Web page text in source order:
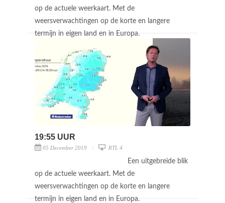
op de actuele weerkaart. Met de
weersverwachtingen op de korte en langere
termijn in eigen land en in Europa.
19:55 UUR
05 December 2019 RTL 4
Een uitgebreide blik
op de actuele weerkaart. Met de
weersverwachtingen op de korte en langere
termijn in eigen land en in Europa.